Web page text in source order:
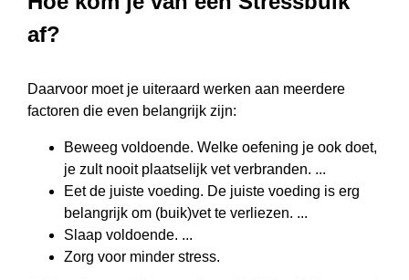
af?
Daarvoor moet je uiteraard werken aan meerdere
factoren die even belangrijk zijn:
Beweeg voldoende. Welke oefening je ook doet,
je zult nooit plaatselijk vet verbranden. ...
Eet de juiste voeding. De juiste voeding is erg
belangrijk om (buik)vet te verliezen. ...
Slaap voldoende. ...
Zorg voor minder stress.